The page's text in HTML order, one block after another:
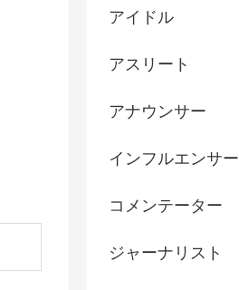
アイドル
アスリート
アナウンサー
インフルエンサー
コメンテーター
ジャーナリスト